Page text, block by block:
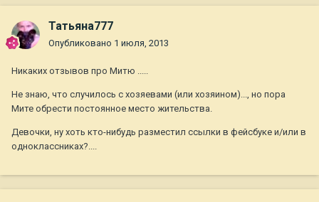
Татьяна777
Опубликовано 1 июля, 2013
Никаких отзывов про Митю .....
Не знаю, что случилось с хозяевами (или хозяином)..., но пора
Мите обрести постоянное место жительства.
Девочки, ну хоть кто-нибудь разместил ссылки в фейсбуке и/или в
одноклассниках?....